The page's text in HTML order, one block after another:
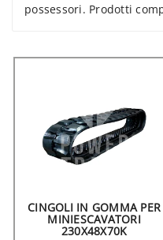
possessori. Prodotti
CINGOLI IN GOMMA PER
MINIESCAVATORI
230X48X70K